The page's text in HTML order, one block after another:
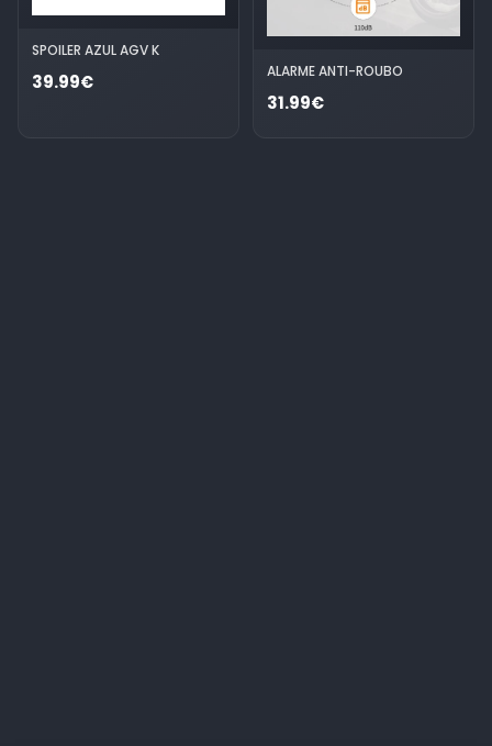
SPOILER AZUL AGV K
39.99€ ALARME ANTI-ROUBO
31.99€